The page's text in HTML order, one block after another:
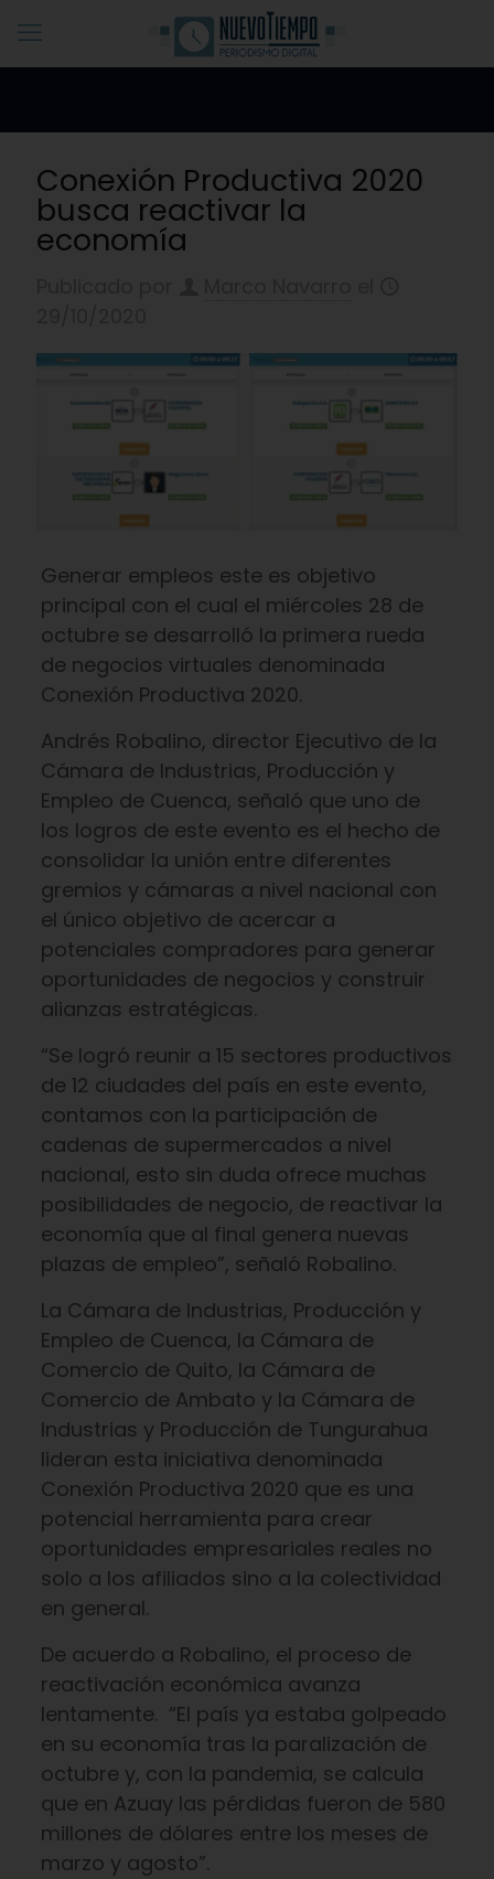
Conexión Productiva 2020
busca reactivar la
economía
Generar empleos este es objetivo
principal con el cual el miércoles 28 de
octubre se desarrolló la primera rueda
de negocios virtuales denominada
Conexión Productiva 2020.
Andrés Robalino, director Ejecutivo de la
Cámara de Industrias, Producción y
Empleo de Cuenca, señaló que uno de
los logros de este evento es el hecho de
consolidar la unión entre diferentes
gremios y cámaras a nivel nacional con
el único objetivo de acercar a
potenciales compradores para generar
oportunidades de negocios y construir
alianzas estratégicas.
“Se logró reunir a 15 sectores productivos
de 12 ciudades del país en este evento,
contamos con la participación de
cadenas de supermercados a nivel
nacional, esto sin duda ofrece muchas
posibilidades de negocio, de reactivar la
economía que al final genera nuevas
plazas de empleo”, señaló Robalino.
La Cámara de Industrias, Producción y
Empleo de Cuenca, la Cámara de
Comercio de Quito, la Cámara de
Comercio de Ambato y la Cámara de
Industrias y Producción de Tungurahua
lideran esta iniciativa denominada
Conexión Productiva 2020 que es una
potencial herramienta para crear
oportunidades empresariales reales no
solo a los afiliados sino a la colectividad
en general.
De acuerdo a Robalino, el proceso de
reactivación económica avanza
lentamente. “El país ya estaba golpeado
en su economía tras la paralización de
octubre y, con la pandemia, se calcula
que en Azuay las pérdidas fueron de 580
millones de dólares entre los meses de
marzo y agosto”.